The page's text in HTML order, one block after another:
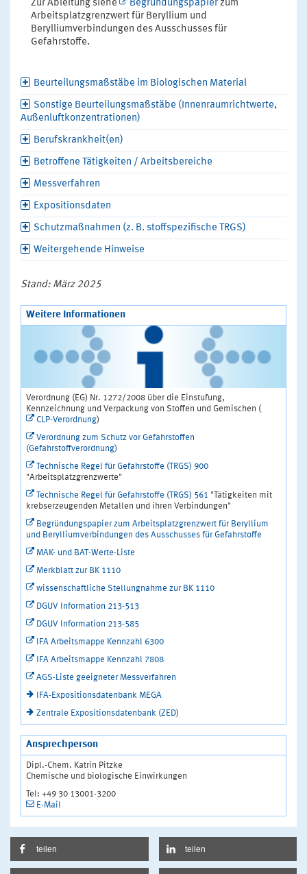
Zur Ableitung siehe Begründungspapier zum
Arbeitsplatzgrenzwert für Beryllium und
Berylliumverbindungen des Ausschusses für
Gefahrstoffe.
Beurteilungsmaßstäbe im Biologischen Material
Sonstige Beurteilungsmaßstäbe (Innenraumrichtwerte,
Außenluftkonzentrationen)
Berufskrankheit(en)
Betroffene Tätigkeiten / Arbeitsbereiche
Messverfahren
Expositionsdaten
Schutzmaßnahmen (z. B. stoffspezifische TRGS)
Weitergehende Hinweise
Stand: März 2025
Weitere Informationen
Verordnung (EG) Nr. 1272/2008 über die Einstufung,
Kennzeichnung und Verpackung von Stoffen und Gemischen (
CLP-Verordnung)
Verordnung zum Schutz vor Gefahrstoffen
(Gefahrstoffverordnung)
Technische Regel für Gefahrstoffe (TRGS) 900
"Arbeitsplatzgrenzwerte"
Technische Regel für Gefahrstoffe (TRGS) 561 "Tätigkeiten mit
krebserzeugenden Metallen und ihren Verbindungen"
Begründungspapier zum Arbeitsplatzgrenzwert für Beryllium
und Berylliumverbindungen des Ausschusses für Gefahrstoffe
MAK- und BAT-Werte-Liste
Merkblatt zur BK 1110
wissenschaftliche Stellungnahme zur BK 1110
DGUV Information 213-513
DGUV Information 213-585
IFA Arbeitsmappe Kennzahl 6300
IFA Arbeitsmappe Kennzahl 7808
AGS-Liste geeigneter Messverfahren
IFA-Expositionsdatenbank MEGA
Zentrale Expositionsdatenbank (ZED)
Ansprechperson
Dipl.-Chem. Katrin Pitzke
Chemische und biologische Einwirkungen
Tel: +49 30 13001-3200
E-Mail
teilen teilen